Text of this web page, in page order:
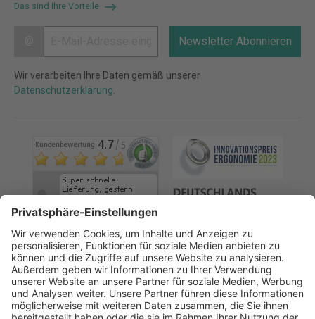
Das sind Ihre Vorteile
Newsletter Abonnieren
Wir verarbeiten Ihre Daten gemäß unserer
Datenschutzerklärung